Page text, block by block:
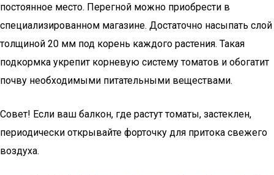
постоянное место. Перегной можно приобрести в
специализированном магазине. Достаточно насыпать слой
толщиной 20 мм под корень каждого растения. Такая
подкормка укрепит корневую систему томатов и обогатит
почву необходимыми питательными веществами.
Совет! Если ваш балкон, где растут томаты, застеклен,
периодически открывайте форточку для притока свежего
воздуха.